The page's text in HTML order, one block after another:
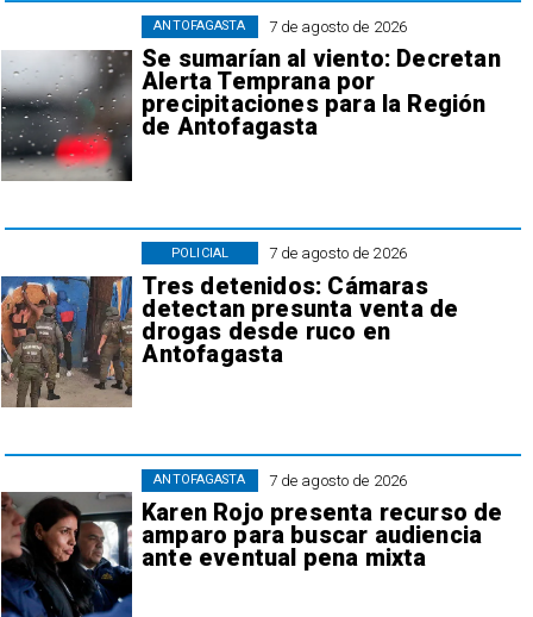
7 de agosto de 2026
Se sumarían al viento: Decretan
Alerta Temprana por
precipitaciones para la Región
de Antofagasta
ANTOFAGASTA
7 de agosto de 2026
Tres detenidos: Cámaras
detectan presunta venta de
drogas desde ruco en
Antofagasta
POLICIAL
7 de agosto de 2026
Karen Rojo presenta recurso de
amparo para buscar audiencia
ante eventual pena mixta
ANTOFAGASTA